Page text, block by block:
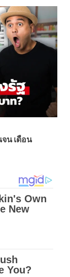
น เดือน